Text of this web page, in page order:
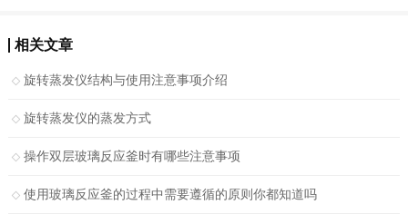
相关文章
旋转蒸发仪结构与使用注意事项介绍
旋转蒸发仪的蒸发方式
操作双层玻璃反应釜时有哪些注意事项
使用玻璃反应釜的过程中需要遵循的原则你都知道吗